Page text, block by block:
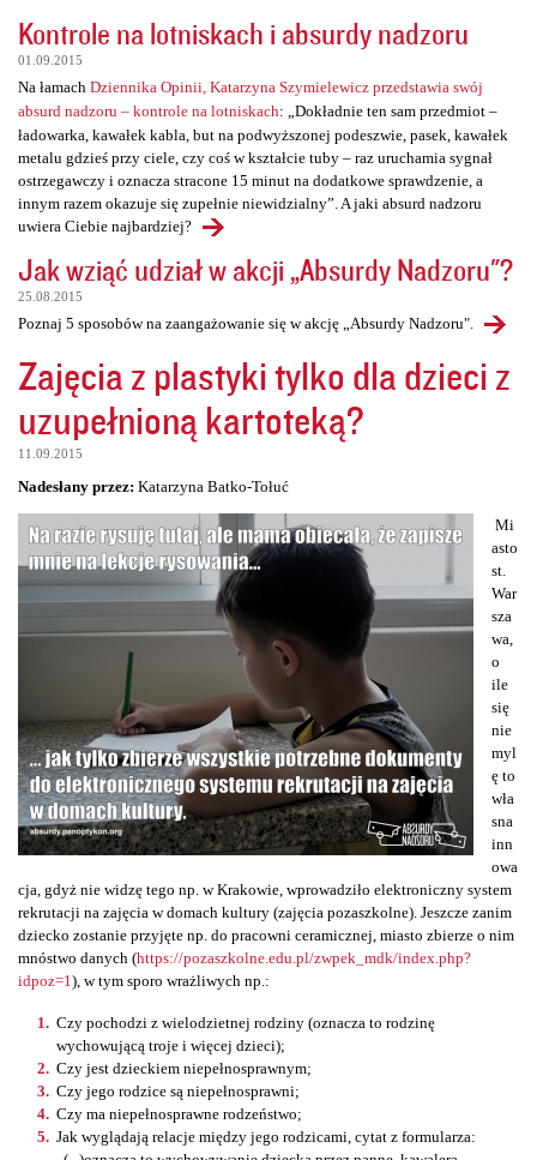
Kontrole na lotniskach i absurdy nadzoru
01.09.2015
Na łamach Dziennika Opinii, Katarzyna Szymielewicz przedstawia swój
absurd nadzoru – kontrole na lotniskach: „Dokładnie ten sam przedmiot –
ładowarka, kawałek kabla, but na podwyższonej podeszwie, pasek, kawałek
metalu gdzieś przy ciele, czy coś w kształcie tuby – raz uruchamia sygnał
ostrzegawczy i oznacza stracone 15 minut na dodatkowe sprawdzenie, a
innym razem okazuje się zupełnie niewidzialny”. A jaki absurd nadzoru
uwiera Ciebie najbardziej?
Jak wziąć udział w akcji „Absurdy Nadzoru"?
25.08.2015
Poznaj 5 sposobów na zaangażowanie się w akcję „Absurdy Nadzoru".
Zajęcia z plastyki tylko dla dzieci z
uzupełnioną kartoteką?
11.09.2015
Nadesłany przez: Katarzyna Batko-Tołuć
Mi
asto
st.
War
sza
wa,
o
ile
się
nie
myl
ę to
wła
sna
inn
owa
cja, gdyż nie widzę tego np. w Krakowie, wprowadziło elektroniczny system
rekrutacji na zajęcia w domach kultury (zajęcia pozaszkolne). Jeszcze zanim
dziecko zostanie przyjęte np. do pracowni ceramicznej, miasto zbierze o nim
mnóstwo danych (https://pozaszkolne.edu.pl/zwpek_mdk/index.php?
idpoz=1), w tym sporo wrażliwych np.:
Czy pochodzi z wielodzietnej rodziny (oznacza to rodzinę
wychowującą troje i więcej dzieci);
Czy jest dzieckiem niepełnosprawnym;
Czy jego rodzice są niepełnosprawni;
Czy ma niepełnosprawne rodzeństwo;
Jak wyglądają relacje między jego rodzicami, cytat z formularza: